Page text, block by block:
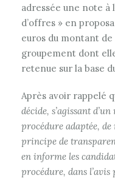
adressée une note à
d’offres » en
euros du montant
groupement dont
retenue sur la base
Après avoir rappelé
décide, s’agissant
procédure adaptée,
principe de
en informe les
procédure, dans